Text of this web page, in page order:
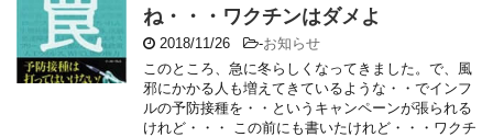
ね・・・ワクチンはダメよ
2018/11/26 -お知らせ
このところ、急に冬らしくなってきました。で、風
邪にかかる人も増えてきているような・・でインフ
ルの予防接種を・・というキャンペーンが張られる
けれど・・・ この前にも書いたけれど・・・ワクチ